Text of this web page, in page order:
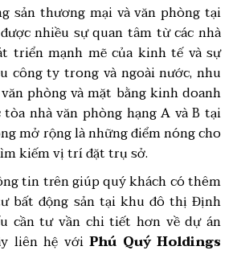
sản thương mại và văn phòng tại
nhiều sự quan tâm từ các nhà
triển mạnh mẽ của kinh tế và sự
công ty trong và ngoài nước, nhu
phòng và mặt bằng kinh doanh
tòa nhà văn phòng hạng A và B tại
mở rộng là những điểm nóng cho
kiếm vị trí đặt trụ sở.
tin trên giúp quý khách có thêm
bất động sản tại khu đô thị Định
cần tư vần chi tiết hơn về dự án
liên hệ vớiPhú Quý Holdings